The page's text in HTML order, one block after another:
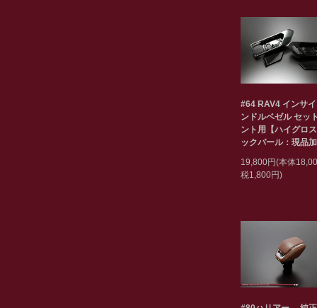
#64 RAV4 インサ
ンドルベゼル セッ
ント用【ハイグロ
ックパール：現品
19,800円(本体
税1,800円)